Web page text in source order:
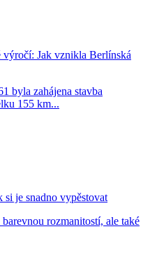
Jak vznikla Berlínská
byla zahájena stavba
155 km...
si je snadno vypěstovat
rozmanitostí, ale také